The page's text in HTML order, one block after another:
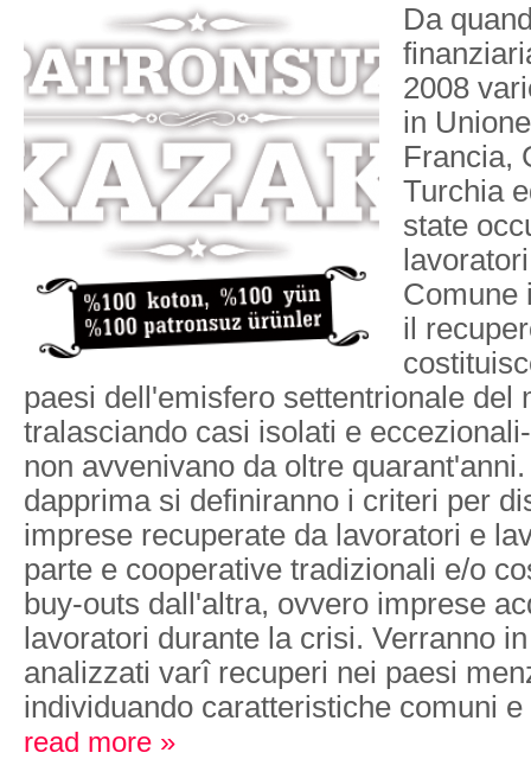
Da
2008
in
Francia,
Turchia
state
Comune
il
paesi dell'emisfero settentrionale del
tralasciando casi isolati e
non avvenivano da oltre
dapprima si definiranno i criteri per
imprese recuperate da lavoratori e
parte e cooperative tradizionali e/o
buy-outs dall'altra, ovvero imprese
lavoratori durante la crisi. Verranno
analizzati varî recuperi nei paesi
individuando caratteristiche comuni
read more »